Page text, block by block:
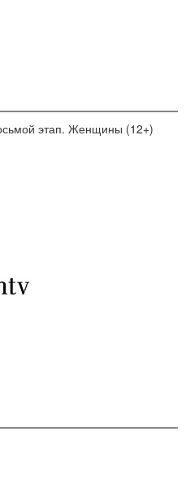
этап. Женщины (12+)